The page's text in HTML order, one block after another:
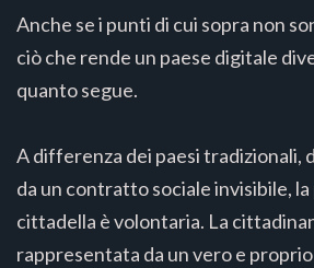
Anche se i punti di cui sopra non
ciò che rende un paese digitale
quanto segue.
A differenza dei paesi tradizionali,
da un contratto sociale invisibile,
cittadella è volontaria. La
rappresentata da un vero e